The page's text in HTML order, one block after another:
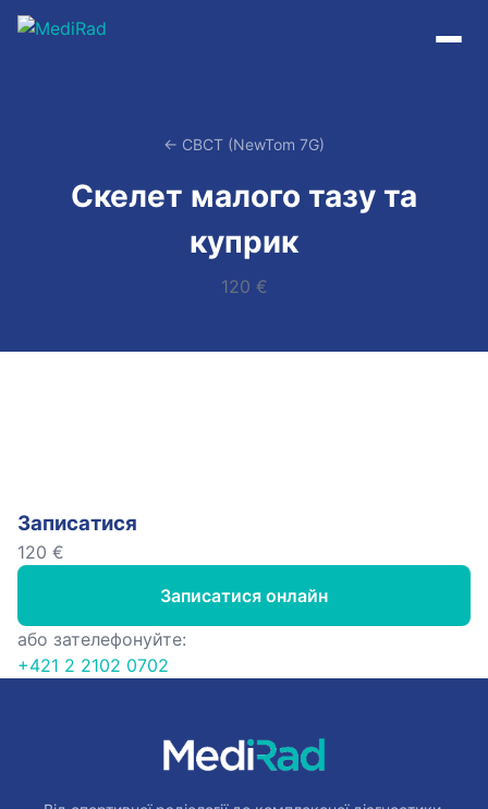
Пропустити
до
← CBCT (NewTom 7G)
Скелет малого тазу та
куприк
120 €
Записатися
120 €
Записатися онлайн
або зателефонуйте:
+421 2 2102 0702